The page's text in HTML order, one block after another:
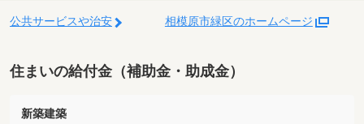
公共サービスや治安 相模原市緑区のホームページ
住まいの給付金（補助金・助成金）
新築建築